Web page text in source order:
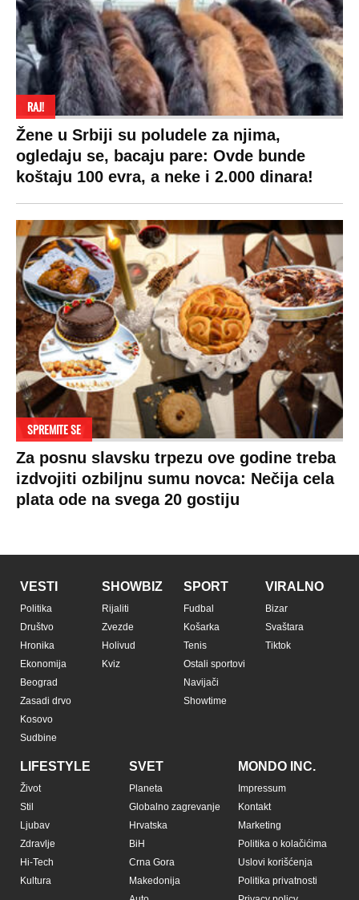
RAJ!
Žene u Srbiji su poludele za njima,
ogledaju se, bacaju pare: Ovde bunde
koštaju 100 evra, a neke i 2.000 dinara!
SPREMITE SE
Za posnu slavsku trpezu ove godine treba
izdvojiti ozbiljnu sumu novca: Nečija cela
plata ode na svega 20 gostiju
VESTI
Politika
Društvo
Hronika
Ekonomija
Beograd
Zasadi drvo
Kosovo
Sudbine
SHOWBIZ
Rijaliti
Zvezde
Holivud
Kviz
SPORT
Fudbal
Košarka
Tenis
Ostali sportovi
Navijači
Showtime
VIRALNO
Bizar
Svaštara
Tiktok
LIFESTYLE
Život
Stil
Ljubav
Zdravlje
Hi-Tech
Kultura
SVET
Planeta
Globalno zagrevanje
Hrvatska
BiH
Crna Gora
Makedonija
MONDO INC.
Impressum
Kontakt
Marketing
Politika o kolačićima
Uslovi korišćenja
Politika privatnosti